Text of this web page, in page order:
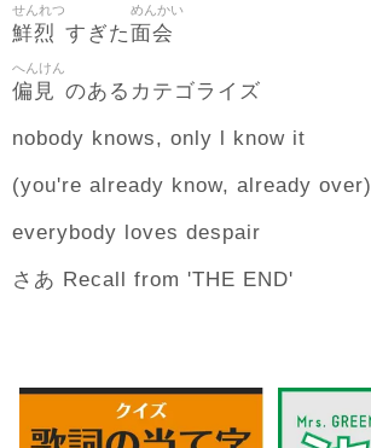
鮮烈
せんれつ
すぎた面会
めんかい
偏見
へんけん
のあるカテゴライズ
nobody knows, only l know it
(you're already know, already over)
everybody loves despair
さあ Recall from 'THE END'